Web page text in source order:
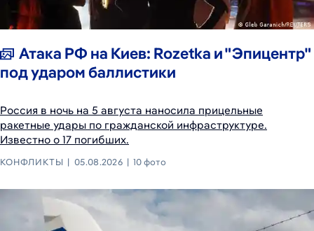
Атака РФ на Киев: Rozetka и "Эпицентр"
под ударом баллистики
Россия в ночь на 5 августа наносила прицельные
ракетные удары по гражданской инфраструктуре.
Известно о 17 погибших.
КОНФЛИКТЫ 05.08.2026 10 фото